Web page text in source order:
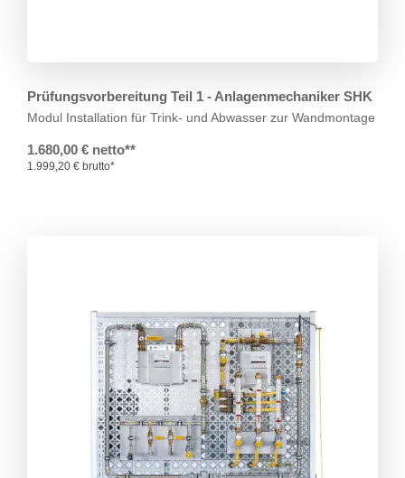
Prüfungsvorbereitung Teil 1 - Anlagenmechaniker SHK
Modul Installation für Trink- und Abwasser zur Wandmontage
1.680,00 € netto**
1.999,20 € brutto*